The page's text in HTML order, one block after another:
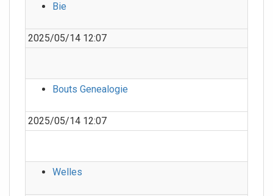
Bie
2025/05/14 12:07
Bouts Genealogie
2025/05/14 12:07
Welles